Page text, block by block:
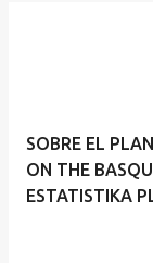
SOBRE EL
ON THE
ESTATISTIKA